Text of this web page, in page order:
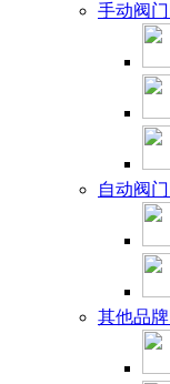
手动阀门
自动阀门
其他品牌